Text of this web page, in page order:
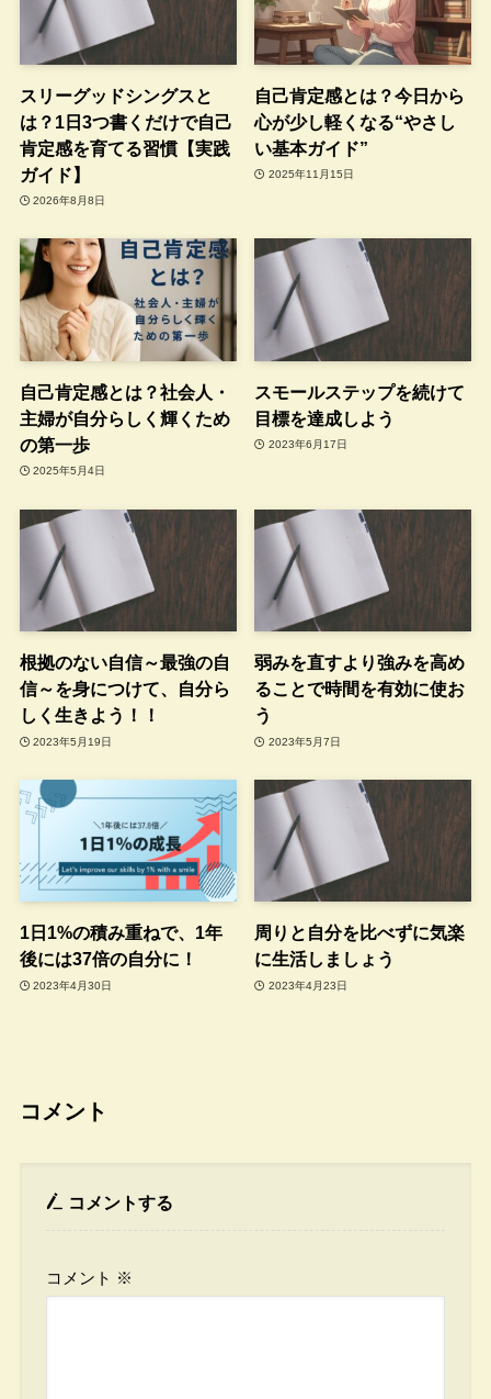
スリーグッドシングスと
は？1日3つ書くだけで自己
肯定感を育てる習慣【実践
ガイド】
2026年8月8日
自己肯定感とは？今日から
心が少し軽くなる“やさし
い基本ガイド”
2025年11月15日
自己肯定感とは？社会人・
主婦が自分らしく輝くため
の第一歩
2025年5月4日
スモールステップを続けて
目標を達成しよう
2023年6月17日
根拠のない自信～最強の自
信～を身につけて、自分ら
しく生きよう！！
2023年5月19日
弱みを直すより強みを高め
ることで時間を有効に使お
う
2023年5月7日
1日1%の積み重ねで、1年
後には37倍の自分に！
2023年4月30日
周りと自分を比べずに気楽
に生活しましょう
2023年4月23日
コメント
コメントする
コメント ※